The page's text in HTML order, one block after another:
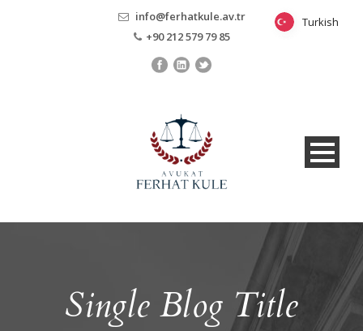
info@ferhatkule.av.tr
+90 212 579 79 85
Single Blog Title
Turkish
Turkish